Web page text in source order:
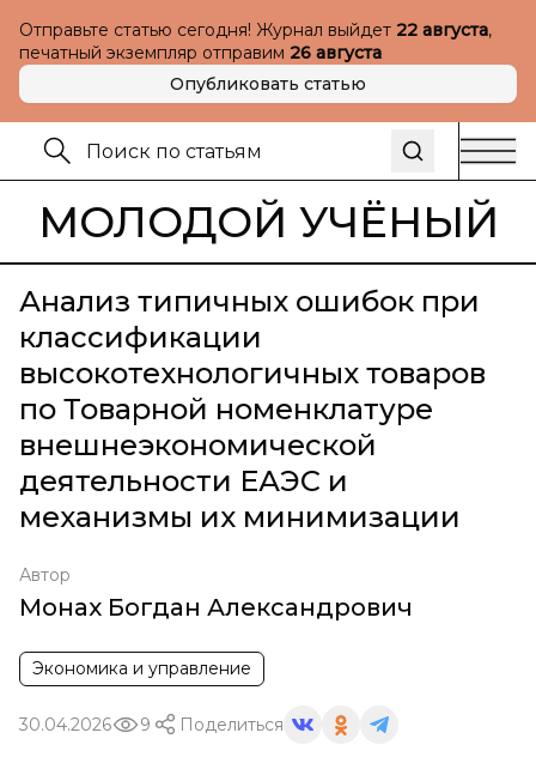
Отправьте статью сегодня! Журнал выйдет 22 августа,
печатный экземпляр отправим 26 августа
Опубликовать статью
МОЛОДОЙ УЧЁНЫЙ
Анализ типичных ошибок при
классификации
высокотехнологичных товаров
по Товарной номенклатуре
внешнеэкономической
деятельности ЕАЭС и
механизмы их минимизации
Автор
Монах Богдан Александрович
Экономика и управление
30.04.2026 9 Поделиться